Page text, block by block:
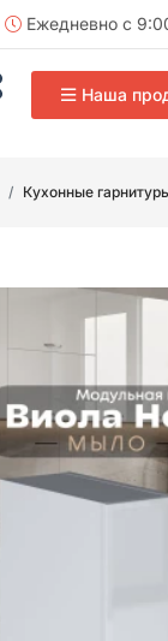
Ежедневно с
Наша
Кухонные